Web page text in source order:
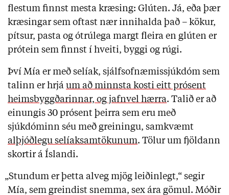
flestum finnst mesta kræsing: Glúten. Já, eða þær
kræsingar sem oftast nær innihalda það – kökur,
pítsur, pasta og ótrúlega margt fleira en glúten er
prótein sem finnst í hveiti, byggi og rúgi.
Því Mía er með selíak, sjálfsofnæmissjúkdóm sem
talinn er hrjá um að minnsta kosti eitt prósent
heimsbyggðarinnar, og jafnvel hærra. Talið er að
einungis 30 prósent þeirra sem eru með
sjúkdóminn séu með greiningu, samkvæmt
alþjóðlegu selíaksamtökunum. Tölur um fjöldann
skortir á Íslandi.
„Stundum er þetta alveg mjög leiðinlegt,“ segir
Mía, sem greindist snemma, sex ára gömul. Móðir